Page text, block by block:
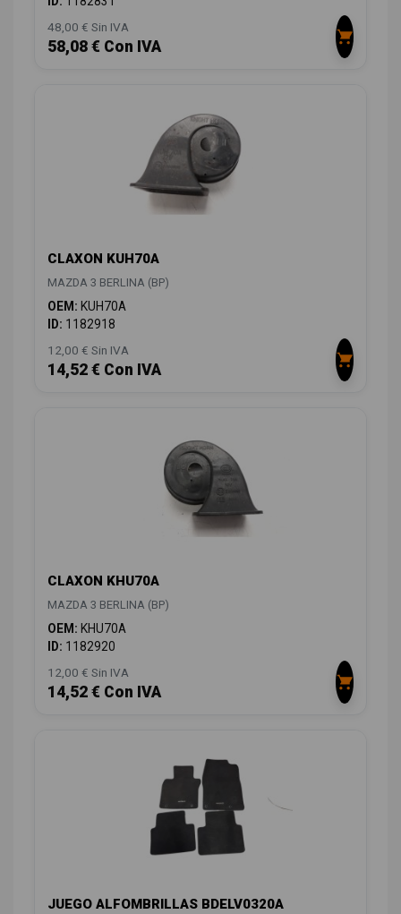
48,00 € Sin IVA
58,08 € Con IVA
CLAXON KUH70A
MAZDA 3 BERLINA (BP)
OEM: KUH70A
ID: 1182918
12,00 € Sin IVA
14,52 € Con IVA
CLAXON KHU70A
MAZDA 3 BERLINA (BP)
OEM: KHU70A
ID: 1182920
12,00 € Sin IVA
14,52 € Con IVA
JUEGO ALFOMBRILLAS BDELV0320A